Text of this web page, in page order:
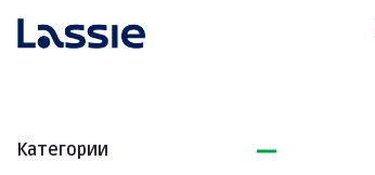
Категории